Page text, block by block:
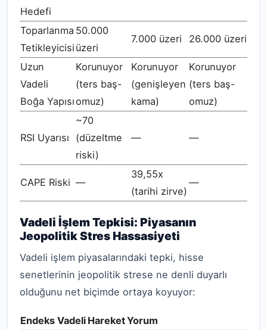
Hedefi
Toparlanma
Tetikleyicisi
50.000
üzeri
7.000 üzeri 26.000 üzeri
Uzun
Vadeli
Boğa Yapısı
Korunuyor
(ters baş-
omuz)
Korunuyor
(genişleyen
kama)
Korunuyor
(ters baş-
omuz)
RSI Uyarısı
~70
(düzeltme
riski)
— —
CAPE Riski —
39,55x
(tarihi zirve)
—
Vadeli İşlem Tepkisi: Piyasanın
Jeopolitik Stres Hassasiyeti
Vadeli işlem piyasalarındaki tepki, hisse
senetlerinin jeopolitik strese ne denli duyarlı
olduğunu net biçimde ortaya koyuyor:
Endeks Vadeli HareketYorum